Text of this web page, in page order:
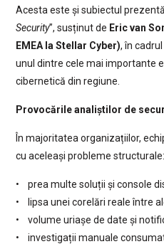
Acesta este și subiectul
Security”, susținut de Eric van
EMEA la Stellar Cyber), în cadrul
unul dintre cele mai importante
cibernetică din regiune.
Provocările analiștilor de
În majoritatea organizațiilor,
cu aceleași probleme structurale:
• prea multe soluții și console
• lipsa unei corelări reale între
• volume uriașe de date și
• investigații manuale